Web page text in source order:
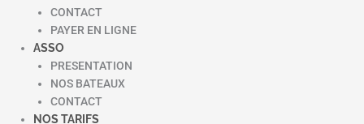
CONTACT
PAYER EN LIGNE
ASSO
PRESENTATION
NOS BATEAUX
CONTACT
NOS TARIFS